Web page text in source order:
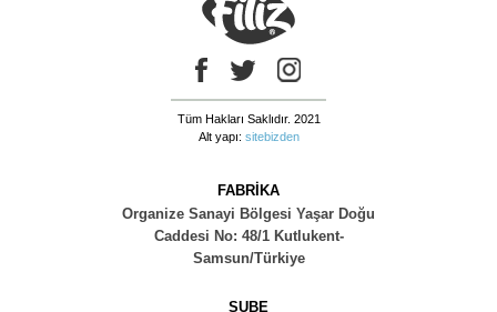
Tüm Hakları Saklıdır. 2021
Alt yapı: sitebizden
FABRİKA
Organize Sanayi Bölgesi Yaşar Doğu
Caddesi No: 48/1 Kutlukent-
Samsun/Türkiye
ŞUBE